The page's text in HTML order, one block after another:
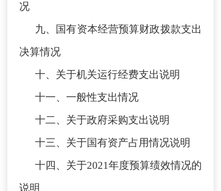
况
九、国有资本经营预算财政拨款支出
决算情况
十、关于机关运行经费支出说明
十一、一般性支出情况
十二、关于政府采购支出说明
十三、关于国有资产占用情况说明
十四、关于2021年度预算绩效情况的
说明